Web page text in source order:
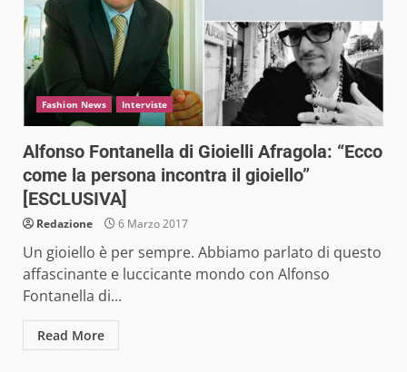
Fashion News Interviste
Alfonso Fontanella di Gioielli Afragola: “Ecco
come la persona incontra il gioiello”
[ESCLUSIVA]
Redazione 6 Marzo 2017
Un gioiello è per sempre. Abbiamo parlato di questo
affascinante e luccicante mondo con Alfonso
Fontanella di...
Read More